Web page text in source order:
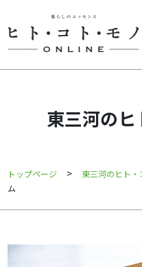
東三河のヒ
トップページ > 東三河のヒト・
ム